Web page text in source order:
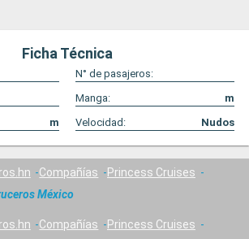
Ficha Técnica
N° de pasajeros:
Manga:
m
m Velocidad: Nudos
Compañías
Princess Cruises
México
Compañías
Princess Cruises